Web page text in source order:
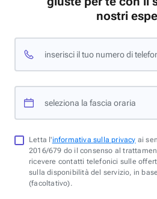
nostri
inserisci il tuo numero di
seleziona la fascia oraria
Letta l'informativa sulla privacy ai
2016/679 do il consenso al
ricevere contatti telefonici sulle
sulla disponibilità del servizio, in
(facoltativo).